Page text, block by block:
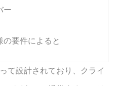
ー
の要件によると
て設計されており、クライ